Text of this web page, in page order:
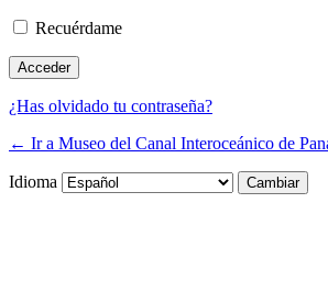
Recuérdame
¿Has olvidado tu contraseña?
← Ir a Museo del Canal Interoceánico de
Idioma